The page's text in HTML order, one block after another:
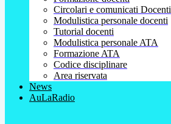
Circolari e comunicati Docenti
Modulistica personale docenti
Tutorial docenti
Modulistica personale ATA
Formazione ATA
Codice disciplinare
Area riservata
News
AuLaRadio